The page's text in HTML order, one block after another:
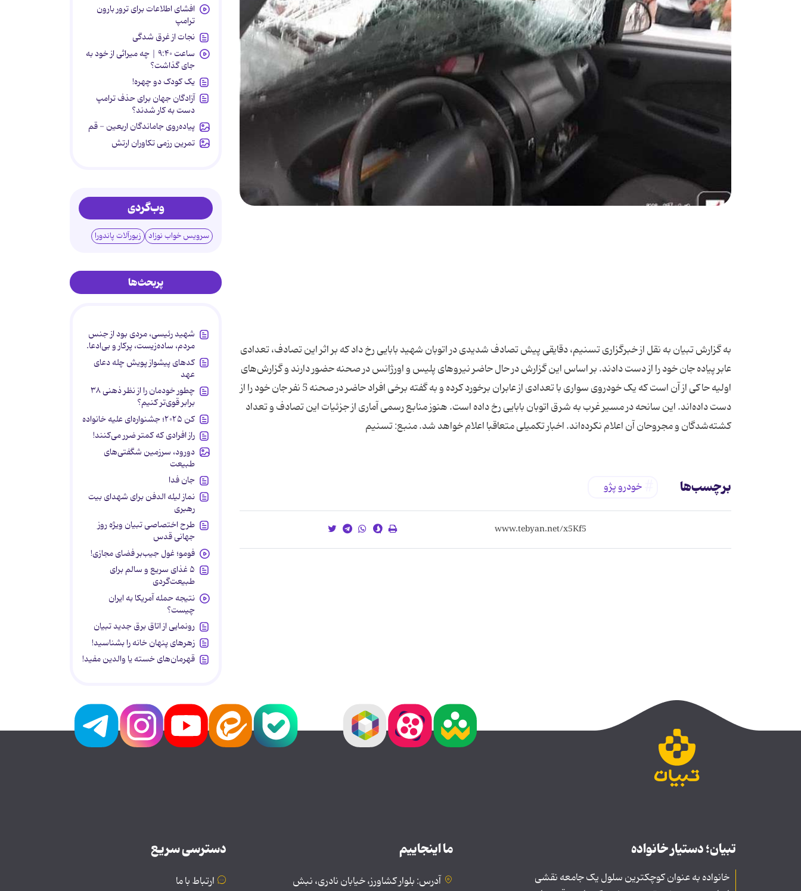
به گزارش تبیان به نقل از خبرگزاری تسنیم، دقایقی پیش تصادف شدیدی در اتوبان شهید بابایی رخ داد که بر اثر این تصادف، تعدادی
عابر پیاده جان خود را از دست دادند. بر اساس این گزارش در حال حاضر نیروهای پلیس و اورژانس در صحنه حضور دارند و گزارش‌های
اولیه حاکی از آن است که یک خودروی سواری با تعدادی از عابران برخورد کرده و به گفته برخی افراد حاضر در صحنه 5 نفر جان خود را از
دست داده‌اند. این سانحه در مسیر غرب به شرق اتوبان بابایی رخ داده است. هنوز منابع رسمی آماری از جزئیات این تصادف و تعداد
کشته‌شدگان و مجروحان آن اعلام نکرده‌اند. اخبار تکمیلی متعاقبا اعلام خواهد شد. منبع: تسنیم
برچسب‌ها خودرو پژو
افشای اطلاعات برای ترور بارون
ترامپ
نجات از غرق شدگی
ساعت ۹:۴۰ | چه میراثی از خود به
جای گذاشت؟
یک کودک دو چهره!
آزادگان جهان برای حذف ترامپ
دست به کار شدند؟
پیاده‌روی جاماندگان اربعین - قم
تمرین رزمی تکاوران ارتش
وب‌گردی
سرویس خواب نوزاد زیورآلات پاندورا
پربحث‌ها
شهید رئیسی، مردی بود از جنس
مردم، ساده‌زیست، پرکار و بی‌ادعا.
کدهای پیشواز پویش چله دعای
عهد
چطور خودمان را از نظر ذهنی ۳۸
برابر قوی‌تر کنیم؟
کن ۲۰۲۵؛ جشنواره‌ای علیه خانواده
راز افرادی که کمتر ضرر می‌کنند!
دورود، سرزمین شگفتی‌های
طبیعت
جان فدا
نماز لیله الدفن برای شهدای بیت
رهبری
طرح اختصاصی تبیان ویژه روز
جهانی قدس
فومو؛ غول جیب‌بر فضای مجازی!
۵ غذای سریع و سالم برای
طبیعت‌گردی
نتیجه حمله آمریکا به ایران
چیست؟
رونمایی از اتاق برق جدید تبیان
زهرهای پنهان خانه را بشناسید!
قهرمان‌های خسته یا والدین مفید!
تبیان؛ دستیار خانواده
خانواده به عنوان کوچکترین سلول یک جامعه نقشی
ما اینجاییم
آدرس: بلوار کشاورز، خیابان نادری، نبش
دسترسی سریع
ارتباط با ما